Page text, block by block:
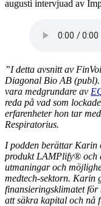
augusti intervjuad av
”I detta avsnitt av
Diagonal Bio AB
vara medgrundare av
reda på vad som
erfarenheter hon tar
Respiratorius.
I podden berättar Karin
produkt LAMPlify® och
utmaningar och
medtech-sektorn. Karin
finansieringsklimatet
att säkra kapital och nå